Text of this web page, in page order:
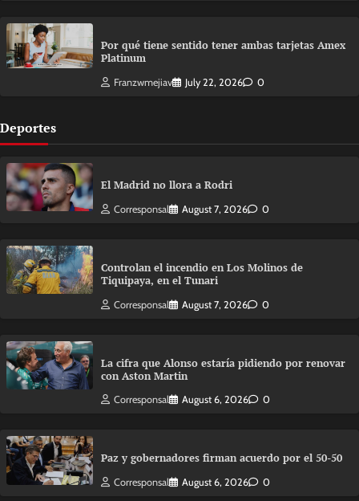
Por qué tiene sentido tener ambas tarjetas Amex
Platinum
Franzwmejiav July 22, 2026 0
Deportes
El Madrid no llora a Rodri
Corresponsal August 7, 2026 0
Controlan el incendio en Los Molinos de
Tiquipaya, en el Tunari
Corresponsal August 7, 2026 0
La cifra que Alonso estaría pidiendo por renovar
con Aston Martin
Corresponsal August 6, 2026 0
Paz y gobernadores firman acuerdo por el 50-50
Corresponsal August 6, 2026 0